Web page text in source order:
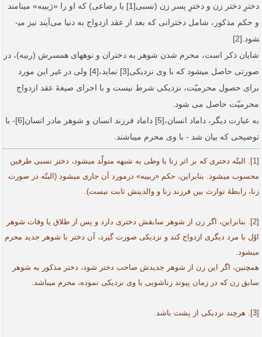
دخترِ دختر زن و دخترِ پسر زن (نسبی[1] یا رضاعی) که او را «رَبیبه» می­نامند
و حکم مذکور، شامل دخترانی که بعد از عقد ازدواج به دنیا می‌آیند نیز می­
شود.[2]
شایان ذکر است، محرم شدن شوهر به دختران و نوه­های همسرش (ربیه)، در
صورتی حاصل می­شود که با وی نزدیکی[3] نماید،[4] ولی در غیر این مورد
برای حصول محرمیّت، نزدیکی شرط نیست و با اجرای صیغۀ عقد ازدواج
محرمیّت حاصل می­ شود.
به عبارت دیگر، داماد انسان،[5] داماد فرزند انسان و شوهر مادر انسان[6]- با
توضیحی که بیان شد - با وی محرم می­باشند.
[1]. البتّه دختری که بر اثر زنا یا وطی به شبهه متولّد می­شود، دختر نسبی طرفین
محسوب می­شود. بنابراین، حکم «ربیبه» درمورد آن جاری می­شود (البتّه در صورت
زنا، رابطۀ توارث بین فرزند زنا و والدینش ثابت نیست).
[2]. بنابراین، اگر زن از شوهر سابقش دختری دارد و پس از طلاق یا وفات شوهر
اوّل با مرد دیگری ازدواج کند و نزدیکی صورت گیرد، آن دختر با شوهر جدید محرم
می­شود.
همچنین، اگر این زن از شوهر جدیدش صاحب دختر شود، دختر مذکور به شوهر
سابق زن که در زمان پیوند زناشویی با وی نزدیکی نموده، محرم می­باشد.
[3]. هرچند نزدیکی از پشت باشد.